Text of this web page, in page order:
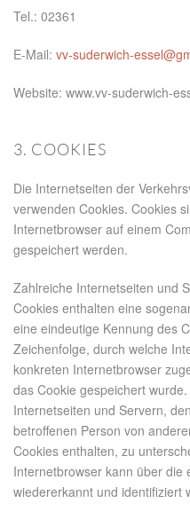
Tel.: 02361
E-Mail: vv-suderwich-
Website: www.vv-suderwich-
3. COOKIES
Die Internetseiten der
verwenden Cookies. Cookies
Internetbrowser auf einem
gespeichert werden.
Zahlreiche Internetseiten und
Cookies enthalten eine
eine eindeutige Kennung des
Zeichenfolge, durch welche
konkreten Internetbrowser
das Cookie gespeichert
Internetseiten und Servern,
betroffenen Person von
Cookies enthalten, zu
Internetbrowser kann über die
wiedererkannt und identifiziert